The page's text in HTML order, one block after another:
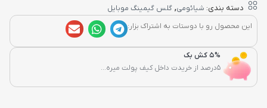
دسته بندی: شیائومی, گلس گیمینگ موبایل
این محصول رو با دوستات به اشتراک بزار:
5% کش بک
5درصد از خریدت داخل کیف پولت میره...